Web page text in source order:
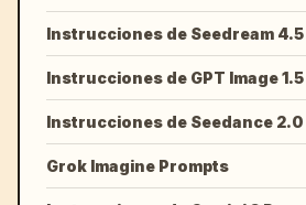
Instrucciones de Seedream 4.5
Instrucciones de GPT Image 1.5
Instrucciones de Seedance 2.0
Grok Imagine Prompts